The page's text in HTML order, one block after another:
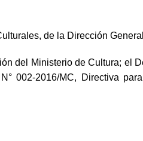
de la Dirección
del Ministerio de Cultura; el
002-2016/MC, Directiva